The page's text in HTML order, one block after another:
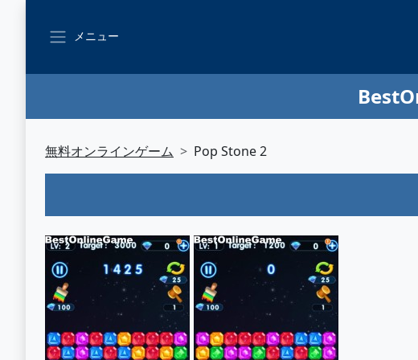
メニュー
無料オンラインゲーム Pop Stone 2